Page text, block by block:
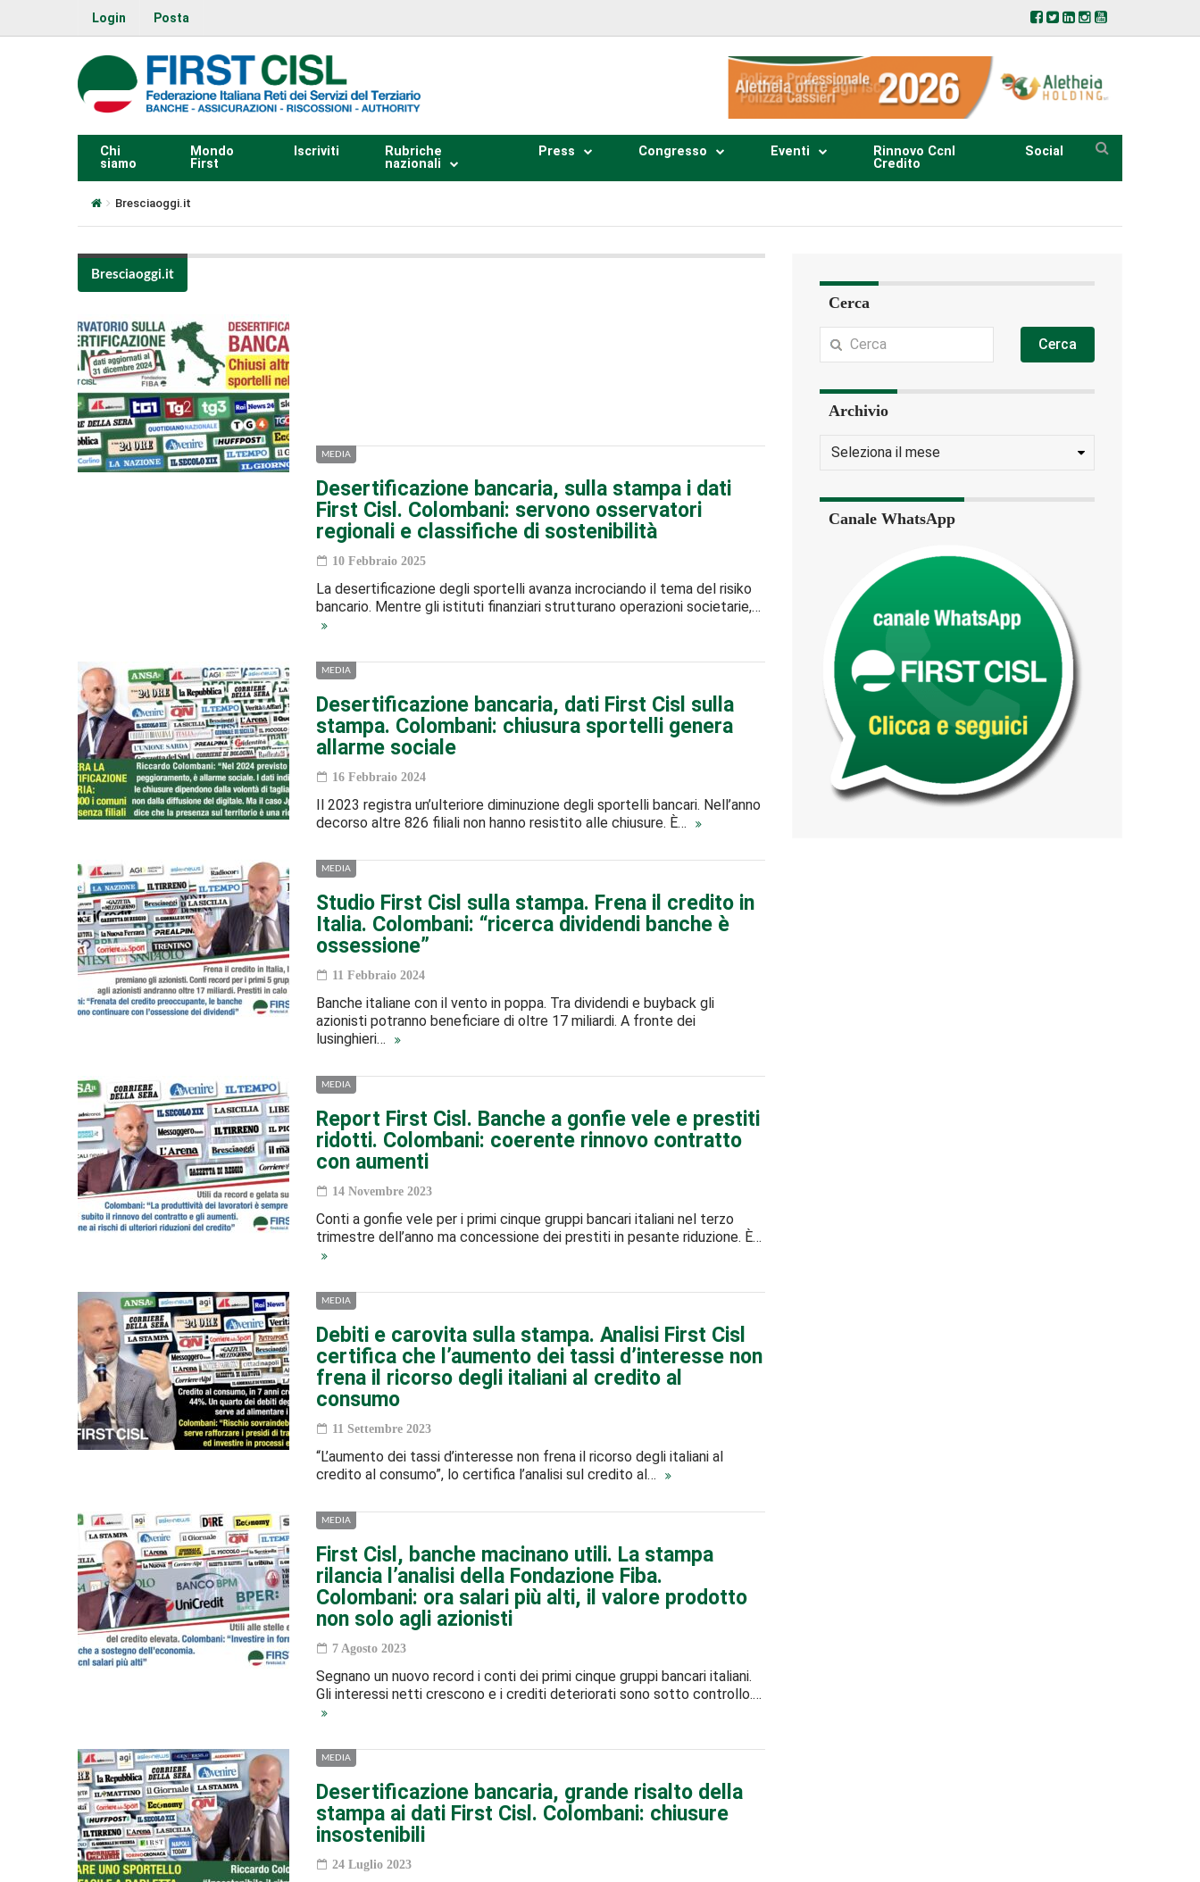
Login Posta
Chi
siamo
Mondo
First
Iscriviti
Rubriche
nazionali
Press Congresso Eventi
Rinnovo Ccnl
Credito
Social
Bresciaoggi.it
Bresciaoggi.it
MEDIA
Desertificazione bancaria, sulla stampa i dati
First Cisl. Colombani: servono osservatori
regionali e classifiche di sostenibilità
10 Febbraio 2025
La desertificazione degli sportelli avanza incrociando il tema del risiko
bancario. Mentre gli istituti finanziari strutturano operazioni societarie,…
MEDIA
Desertificazione bancaria, dati First Cisl sulla
stampa. Colombani: chiusura sportelli genera
allarme sociale
16 Febbraio 2024
Il 2023 registra un’ulteriore diminuzione degli sportelli bancari. Nell’anno
decorso altre 826 filiali non hanno resistito alle chiusure. È…
MEDIA
Studio First Cisl sulla stampa. Frena il credito in
Italia. Colombani: “ricerca dividendi banche è
ossessione”
11 Febbraio 2024
Banche italiane con il vento in poppa. Tra dividendi e buyback gli
azionisti potranno beneficiare di oltre 17 miliardi. A fronte dei
lusinghieri…
MEDIA
Report First Cisl. Banche a gonfie vele e prestiti
ridotti. Colombani: coerente rinnovo contratto
con aumenti
14 Novembre 2023
Conti a gonfie vele per i primi cinque gruppi bancari italiani nel terzo
trimestre dell’anno ma concessione dei prestiti in pesante riduzione. È…
MEDIA
Debiti e carovita sulla stampa. Analisi First Cisl
certifica che l’aumento dei tassi d’interesse non
frena il ricorso degli italiani al credito al
consumo
11 Settembre 2023
“L’aumento dei tassi d’interesse non frena il ricorso degli italiani al
credito al consumo”, lo certifica l’analisi sul credito al…
MEDIA
First Cisl, banche macinano utili. La stampa
rilancia l’analisi della Fondazione Fiba.
Colombani: ora salari più alti, il valore prodotto
non solo agli azionisti
7 Agosto 2023
Segnano un nuovo record i conti dei primi cinque gruppi bancari italiani.
Gli interessi netti crescono e i crediti deteriorati sono sotto controllo.…
MEDIA
Desertificazione bancaria, grande risalto della
stampa ai dati First Cisl. Colombani: chiusure
insostenibili
24 Luglio 2023
Cerca
Cerca
Archivio
Canale WhatsApp